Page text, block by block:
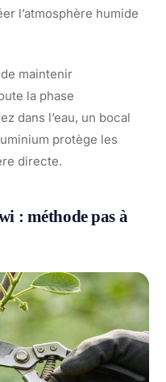
l’atmosphère humide
maintenir
la phase
dans l’eau, un bocal
protège les
directe.
: méthode pas à